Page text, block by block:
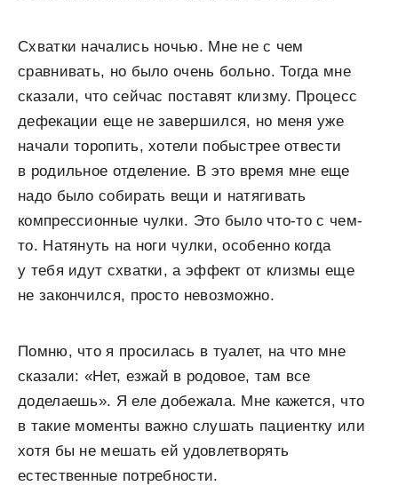
Схватки начались ночью. Мне не с чем
сравнивать, но было очень больно. Тогда мне
сказали, что сейчас поставят клизму. Процесс
дефекации еще не завершился, но меня уже
начали торопить, хотели побыстрее отвести
в родильное отделение. В это время мне еще
надо было собирать вещи и натягивать
компрессионные чулки. Это было что-то с чем-
то. Натянуть на ноги чулки, особенно когда
у тебя идут схватки, а эффект от клизмы еще
не закончился, просто невозможно.
Помню, что я просилась в туалет, на что мне
сказали: «Нет, езжай в родовое, там все
доделаешь». Я еле добежала. Мне кажется, что
в такие моменты важно слушать пациентку или
хотя бы не мешать ей удовлетворять
естественные потребности.